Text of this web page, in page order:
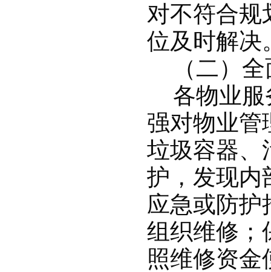
对不符合规
位及时解决
（二）
各物业
强对物业管
垃圾容器、
护，发现内
应急或防护
组织维修；
照维修资金